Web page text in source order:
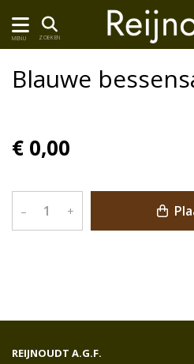
MENU ZOEKEN
Blauwe
€ 0,00
– +
REIJNOUDT A.G.F.